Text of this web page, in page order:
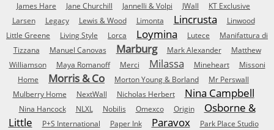
James Hare
Jane Churchill Jannelli & Volpi JWall
KT Exclusive
Larsen
Legacy Lewis & Wood Limonta Lincrusta
Linwood
Little Greene
Living Style Lorca Loymina Lutece
Manifattura di
Tizzana
Manuel Canovas Marburg Mark Alexander
Matthew
Williamson
Maya Romanoff Merci Milassa Mineheart
Missoni
Home
Morris & Co Morton Young & Borland
Mr Perswall
Mulberry Home
NextWall Nicholas Herbert Nina Campbell
Nina Hancock NLXL Nobilis Omexco Origin
Osborne &
Little
P+S International Paper Ink Paravox
Park Place Studio